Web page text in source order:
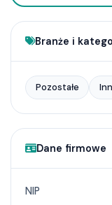
Branże i
Pozostałe
Dane firmowe
NIP